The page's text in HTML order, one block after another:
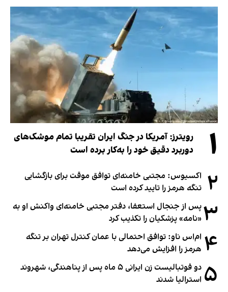
۱
رویترز: آمریکا در جنگ ایران تقریبا تمام موشک‌های
دوربرد دقیق خود را به‌کار برده است
۲ اکسیوس: مجتبی خامنه‌ای توافق موقت برای بازگشایی
تنگه هرمز را تایید کرده است
۳پس از جنجال استعفا، دفتر مجتبی خامنه‌ای واکنش او به
«نامه» پزشکیان را تکذیب کرد
۴ ام‌اس ناو: توافق احتمالی با عمان کنترل تهران بر تنگه
هرمز را افزایش می‌دهد
۵
دو فوتبالیست زن ایرانی ۵ ماه پس از پناهندگی، شهروند
استرالیا شدند